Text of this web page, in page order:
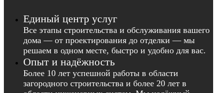
Единый центр услуг
Все этапы строительства и обслуживания вашего
дома — от проектирования до отделки — мы
решаем в одном месте, быстро и удобно для вас.
Опыт и надёжность
Более 10 лет успешной работы в области
загородного строительства и более 20 лет в